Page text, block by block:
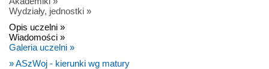
Wydziały, jednostki »
Opis uczelni »
Wiadomości »
Galeria uczelni »
» ASzWoj - kierunki wg matury